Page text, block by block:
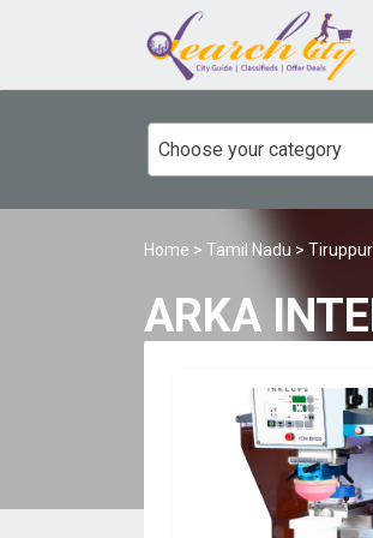
Choose your category
Home > Tamil Nadu > Tiruppur
ARKA